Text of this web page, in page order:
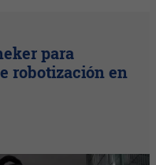
para
robotización en